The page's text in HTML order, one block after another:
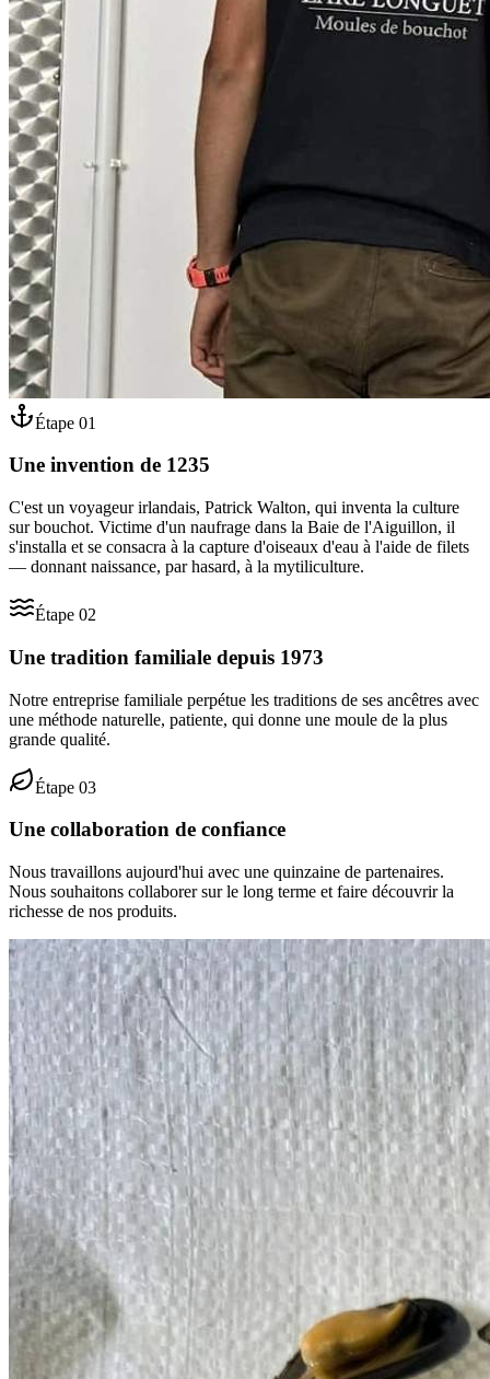
Étape 01
Une invention de 1235
C'est un voyageur irlandais, Patrick Walton, qui inventa la culture
sur bouchot. Victime d'un naufrage dans la Baie de l'Aiguillon, il
s'installa et se consacra à la capture d'oiseaux d'eau à l'aide de filets
— donnant naissance, par hasard, à la mytiliculture.
Étape 02
Une tradition familiale depuis 1973
Notre entreprise familiale perpétue les traditions de ses ancêtres avec
une méthode naturelle, patiente, qui donne une moule de la plus
grande qualité.
Étape 03
Une collaboration de confiance
Nous travaillons aujourd'hui avec une quinzaine de partenaires.
Nous souhaitons collaborer sur le long terme et faire découvrir la
richesse de nos produits.